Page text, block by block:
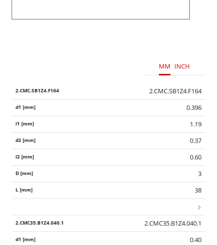
MM INCH
2.CMC.SB1Z4.F164
0.396
1.19
0.37
0.60
3
38
2.CMC35.B1Z4.040.1
0.40